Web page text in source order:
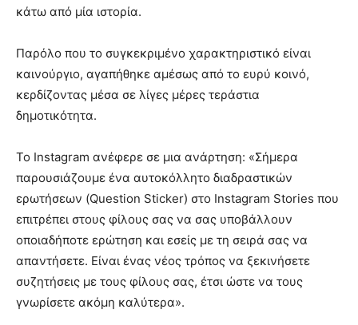
κάτω από μία ιστορία.
Παρόλο που το συγκεκριμένο χαρακτηριστικό είναι
καινούργιο, αγαπήθηκε αμέσως από το ευρύ κοινό,
κερδίζοντας μέσα σε λίγες μέρες τεράστια
δημοτικότητα.
Το Instagram ανέφερε σε μια ανάρτηση: «Σήμερα
παρουσιάζουμε ένα αυτοκόλλητο διαδραστικών
ερωτήσεων (Question Sticker) στο Instagram Stories που
επιτρέπει στους φίλους σας να σας υποβάλλουν
οποιαδήποτε ερώτηση και εσείς με τη σειρά σας να
απαντήσετε. Είναι ένας νέος τρόπος να ξεκινήσετε
συζητήσεις με τους φίλους σας, έτσι ώστε να τους
γνωρίσετε ακόμη καλύτερα».